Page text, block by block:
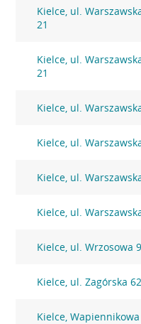
Kielce, ul.
21
Kielce, ul.
21
Kielce, ul.
Kielce, ul.
Kielce, ul.
Kielce, ul.
Kielce, ul. Wrzosowa
Kielce, ul. Zagórska 62
Kielce,